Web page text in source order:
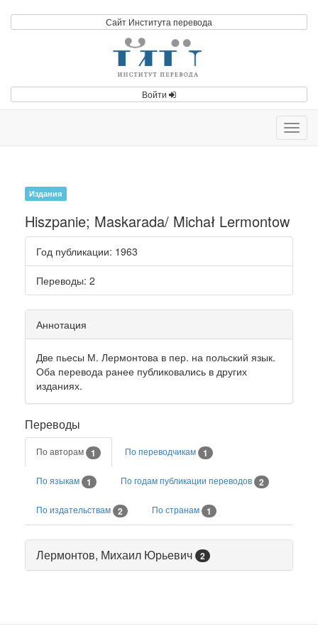
Сайт Института перевода
Войти
Издания
Hiszpanie; Maskarada/ Michał Lermontow
Год публикации: 1963
Переводы: 2
Аннотация
Две пьесы М. Лермонтова в пер. на польский язык.
Оба перевода ранее публиковались в других
изданиях.
Переводы
По авторам 1 По переводчикам 1
По языкам 1 По годам публикации переводов 2
По издательствам 2 По странам 1
Лермонтов, Михаил Юрьевич 2